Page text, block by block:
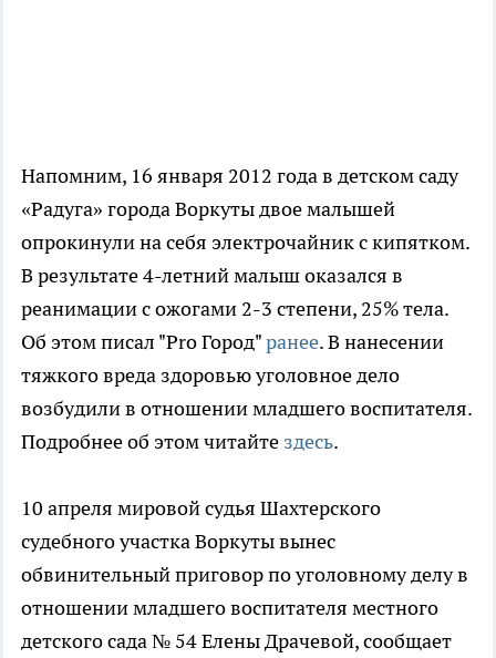
Напомним, 16 января 2012 года в детском саду
«Радуга» города Воркуты двое малышей
опрокинули на себя электрочайник с кипятком.
В результате 4-летний малыш оказался в
реанимации с ожогами 2-3 степени, 25% тела.
Об этом писал "Pro Город"ранее. В нанесении
тяжкого вреда здоровью уголовное дело
возбудили в отношении младшего воспитателя.
Подробнее об этом читайте здесь.
10 апреля мировой судья Шахтерского
судебного участка Воркуты вынес
обвинительный приговор по уголовному делу в
отношении младшего воспитателя местного
детского сада № 54 Елены Драчевой, сообщает